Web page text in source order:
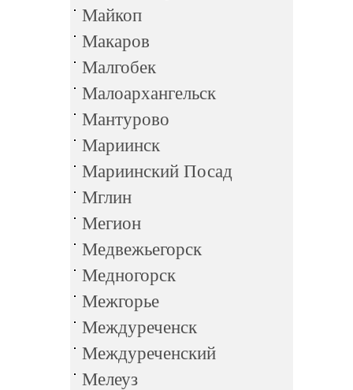
Майкоп
Макаров
Малгобек
Малоархангельск
Мантурово
Мариинск
Мариинский Посад
Мглин
Мегион
Медвежьегорск
Медногорск
Межгорье
Междуреченск
Междуреченский
Мелеуз